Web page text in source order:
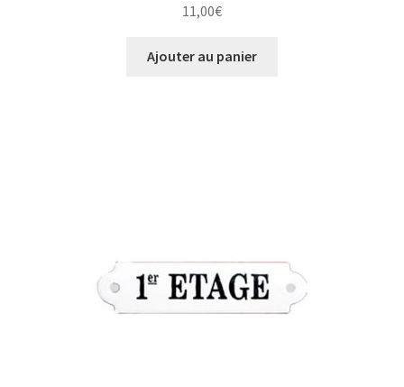
11,00€
Ajouter au panier